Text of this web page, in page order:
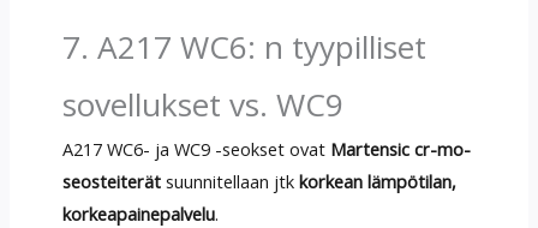
7. A217 WC6: n tyypilliset
sovellukset vs. WC9
A217 WC6- ja WC9 -seokset ovat Martensic cr-mo-
seosteiterätsuunnitellaan jtk korkean lämpötilan,
korkeapainepalvelu.